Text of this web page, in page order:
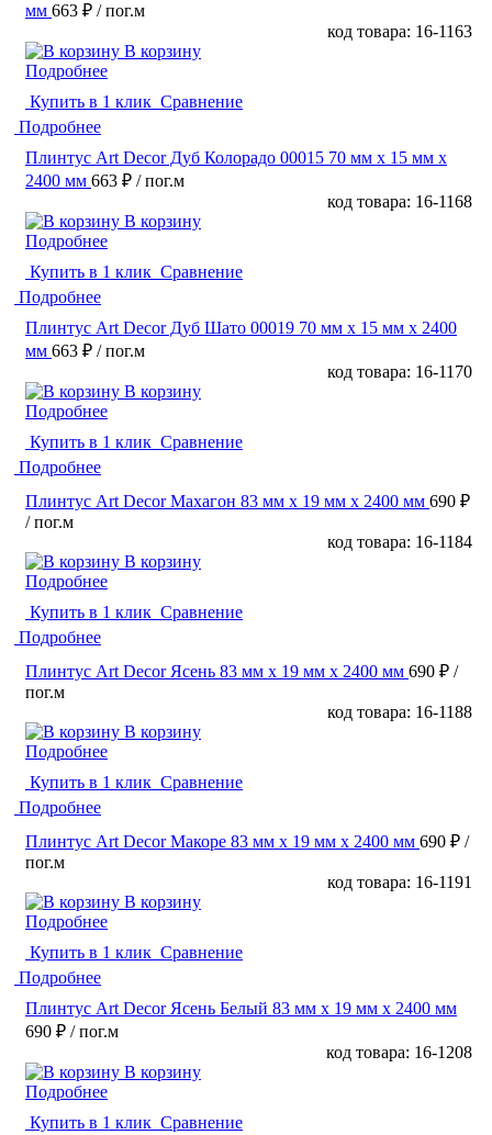
мм 663 ₽ / пог.м
код товара: 16-1163
В корзину
Подробнее
Купить в 1 клик Сравнение
Подробнее
Плинтус Art Decor Дуб Колорадо 00015 70 мм х 15 мм х
2400 мм 663 ₽ / пог.м
код товара: 16-1168
В корзину
Подробнее
Купить в 1 клик Сравнение
Подробнее
Плинтус Art Decor Дуб Шато 00019 70 мм х 15 мм х 2400
мм 663 ₽ / пог.м
код товара: 16-1170
В корзину
Подробнее
Купить в 1 клик Сравнение
Подробнее
Плинтус Art Decor Махагон 83 мм х 19 мм х 2400 мм 690 ₽
/ пог.м
код товара: 16-1184
В корзину
Подробнее
Купить в 1 клик Сравнение
Подробнее
Плинтус Art Decor Ясень 83 мм х 19 мм х 2400 мм 690 ₽ /
пог.м
код товара: 16-1188
В корзину
Подробнее
Купить в 1 клик Сравнение
Подробнее
Плинтус Art Decor Макоре 83 мм х 19 мм х 2400 мм 690 ₽ /
пог.м
код товара: 16-1191
В корзину
Подробнее
Купить в 1 клик Сравнение
Подробнее
Плинтус Art Decor Ясень Белый 83 мм х 19 мм х 2400 мм
690 ₽ / пог.м
код товара: 16-1208
В корзину
Подробнее
Купить в 1 клик Сравнение